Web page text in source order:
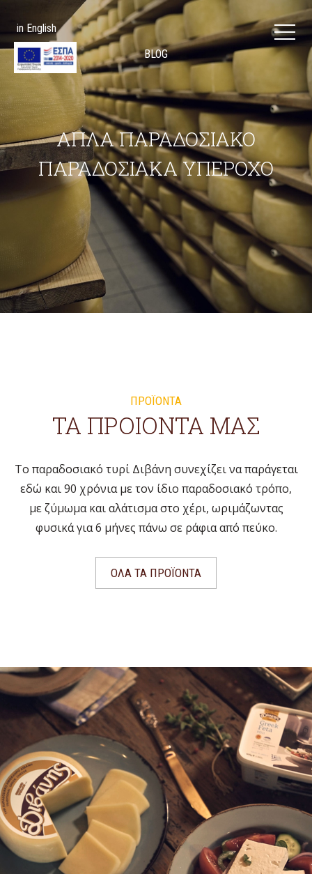
Jump to navigation
ΑΠΛΑ ΠΑΡΑΔΟΣΙΑΚΟ
ΠΑΡΑΔΟΣΙΑΚΑ ΥΠΕΡΟΧΟ
ΠΡΟΪΟΝΤΑ
ΤΑ ΠΡΟΙΟΝΤΑ ΜΑΣ
Το παραδοσιακό τυρί Διβάνη συνεχίζει να παράγεται
εδώ και 90 χρόνια με τον ίδιο παραδοσιακό τρόπο,
με ζύμωμα και αλάτισμα στο χέρι, ωριμάζωντας
φυσικά για 6 μήνες πάνω σε ράφια από πεύκο.
ΟΛΑ ΤΑ ΠΡΟΪΟΝΤΑ
BLOG
in English